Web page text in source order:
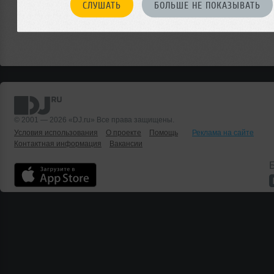
СЛУШАТЬ БОЛЬШЕ НЕ ПОКАЗЫВАТЬ
© 2001 — 2026 «DJ.ru» Все права защищены.
Условия использования
О проекте Помощь
Реклама на сайте
Контактная информация
Вакансии